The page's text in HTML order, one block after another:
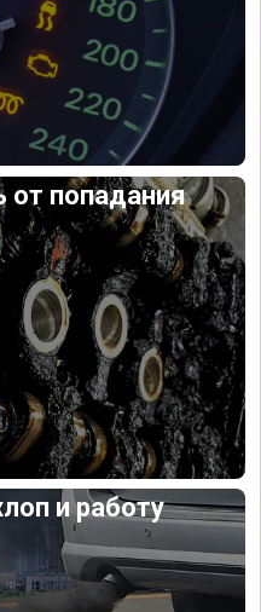
от попадания
и работу